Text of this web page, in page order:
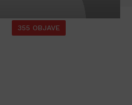
355 OBJAVE